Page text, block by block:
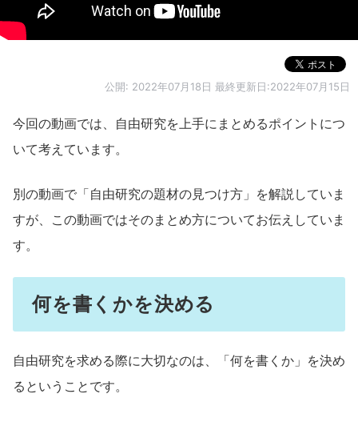
公開: 2022年07月18日 最終更新日:2022年07月15日
今回の動画では、自由研究を上手にまとめるポイントにつ
いて考えています。
別の動画で「自由研究の題材の見つけ方」を解説していま
すが、この動画ではそのまとめ方についてお伝えしていま
す。
何を書くかを決める
自由研究を求める際に大切なのは、「何を書くか」を決め
るということです。